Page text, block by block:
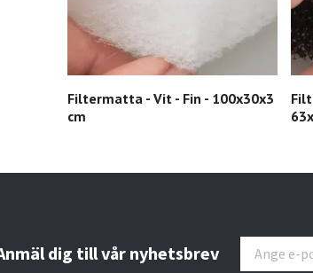
Filtermatta - Vit - Fin - 100x30x3
cm
dig till vår nyhetsbrev